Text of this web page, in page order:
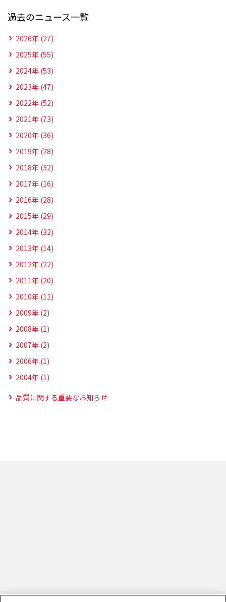
過去のニュース一覧
2026年 (27)
2025年 (55)
2024年 (53)
2023年 (47)
2022年 (52)
2021年 (73)
2020年 (36)
2019年 (28)
2018年 (32)
2017年 (16)
2016年 (28)
2015年 (29)
2014年 (32)
2013年 (14)
2012年 (22)
2011年 (20)
2010年 (11)
2009年 (2)
2008年 (1)
2007年 (2)
2006年 (1)
2004年 (1)
品質に関する重要なお知らせ